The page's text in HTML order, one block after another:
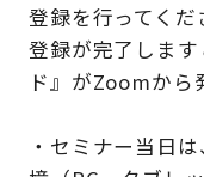
登録を行ってくだ
登録が完了しま
ド』がZoomから
・セミナー当日